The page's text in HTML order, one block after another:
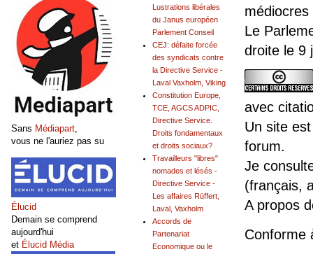
Le
droite le 9
avec
Un site
forum.
Je
(français,
A propos
Conforme
Lustrations libérales
du Janus européen
Parlement Conseil
CEJ: défaite forcée
des syndicats contre
la Directive Service -
Laval Vaxholm, Viking
Constitution Europe,
TCE, AGCS ADPIC,
Directive Service.
Droits fondamentaux
et droits sociaux?
Travailleurs "libres"
nomades et lésés -
Directive Service -
Les affaires Rüffert,
Laval, Vaxholm
Accords de
Partenariat
Economique ou le
Sans Médiapart,
vous ne l'auriez pas su
Élucid
Demain se comprend
aujourd'hui
et Élucid Média